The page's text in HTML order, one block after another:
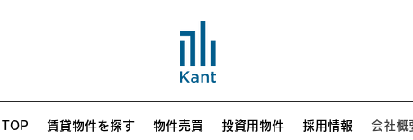
TOP 賃貸物件を探す 物件売買 投資用物件 採用情報 会社概